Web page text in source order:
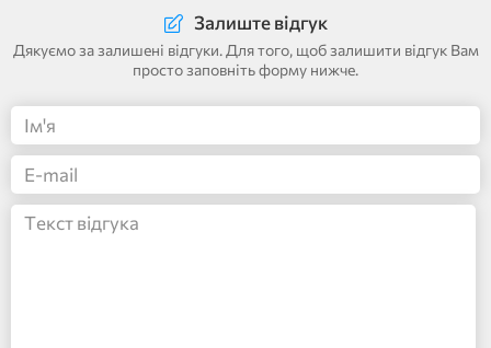
Залиште відгук
Дякуємо за залишені відгуки. Для того, щоб залишити відгук Вам
просто заповніть форму нижче.